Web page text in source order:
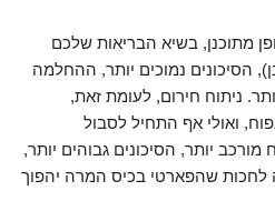
מתוכנן, בשיא הבריאות שלכם
הסיכונים נמוכים יותר, ההחלמה
ניתוח חירום, לעומת זאת,
ואולי אף התחיל לסבול
יותר, הסיכונים גבוהים יותר,
לחכות שהפארטי בכיס המרה יהפוך